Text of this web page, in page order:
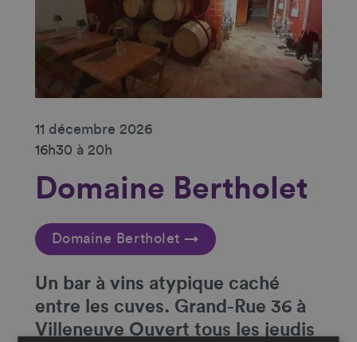
11 décembre 2026
16h30 à 20h
Domaine Bertholet
Domaine Bertholet →
Un bar à vins atypique caché
entre les cuves. Grand-Rue 36 à
Villeneuve Ouvert tous les jeudis